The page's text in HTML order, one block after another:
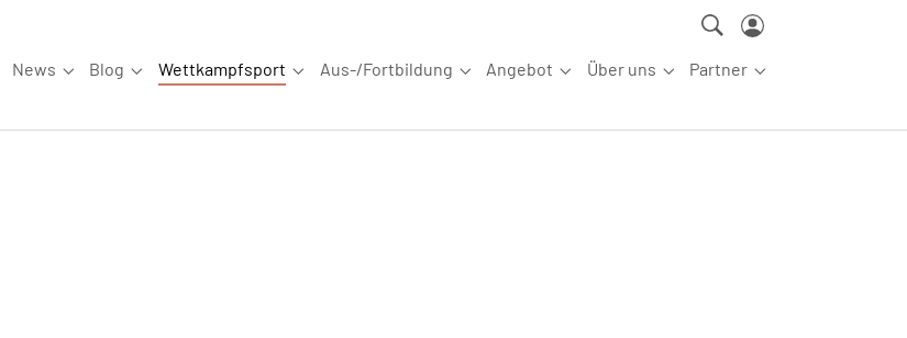
News
Submenu for "News"
Blog
Submenu for "Blog"
Wettkampfsport
Submenu for "Wettkampfsport"
Aus-/Fortbildung
Submenu for "Aus-/Fortbildung"
Angebot
Submenu for "Angebot"
Über uns
Submenu for "Über uns"
Partner
Submenu for